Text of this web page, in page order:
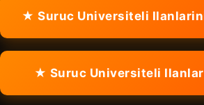
★ Suruc Universiteli
★ Suruc Universiteli